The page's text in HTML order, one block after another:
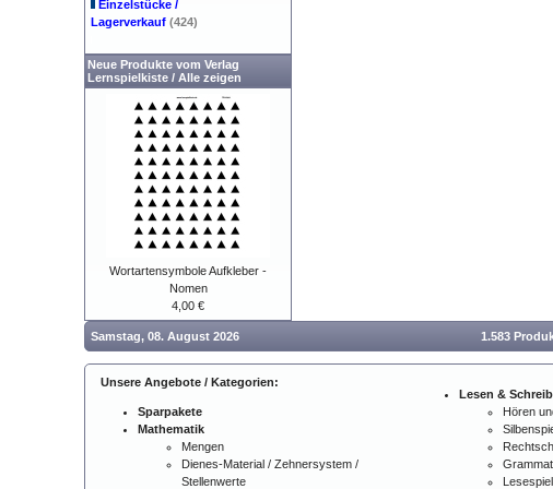
Einzelstücke /
Lagerverkauf (424)
Neue Produkte vom Verlag
Lernspielkiste / Alle zeigen
Wortartensymbole Aufkleber -
Nomen
4,00 €
Samstag, 08. August 2026 1.583
Unsere Angebote / Kategorien:
Sparpakete
Mathematik
Mengen
Dienes-Material / Zehnersystem /
Stellenwerte
Lesen &
Hören